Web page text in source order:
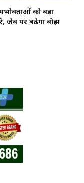
को बड़ा
जेब पर बढ़ेगा बोझ